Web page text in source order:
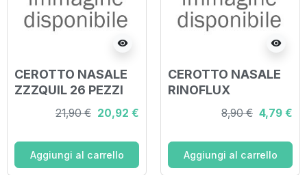
visibility
CEROTTO NASALE
ZZZQUIL 26 PEZZI
21,90 € 20,92 €
Aggiungi al carrello
visibility
CEROTTO NASALE
RINOFLUX
STANDARD 10 PEZZI
8,90 € 4,79 €
Aggiungi al carrello